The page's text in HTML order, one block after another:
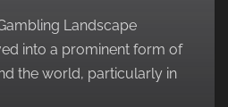
Landscape
into a prominent form of
the world, particularly in